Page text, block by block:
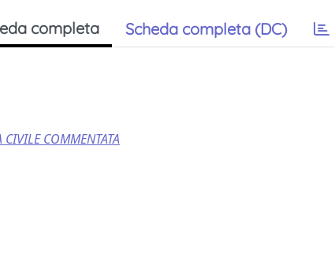
completa Scheda completa (DC)
COMMENTATA